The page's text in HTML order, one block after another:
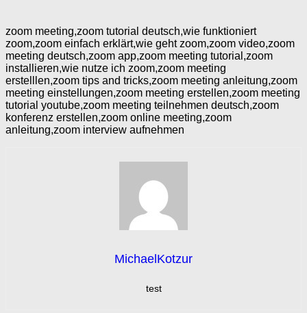
zoom meeting,zoom tutorial deutsch,wie funktioniert
zoom,zoom einfach erklärt,wie geht zoom,zoom video,zoom
meeting deutsch,zoom app,zoom meeting tutorial,zoom
installieren,wie nutze ich zoom,zoom meeting
erstelllen,zoom tips and tricks,zoom meeting anleitung,zoom
meeting einstellungen,zoom meeting erstellen,zoom meeting
tutorial youtube,zoom meeting teilnehmen deutsch,zoom
konferenz erstellen,zoom online meeting,zoom
anleitung,zoom interview aufnehmen
MichaelKotzur
test